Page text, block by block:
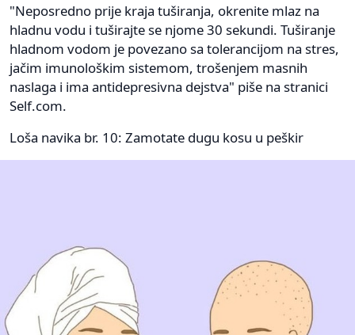
"Neposredno prije kraja tuširanja, okrenite mlaz na
hladnu vodu i tuširajte se njome 30 sekundi. Tuširanje
hladnom vodom je povezano sa tolerancijom na stres,
jačim imunološkim sistemom, trošenjem masnih
naslaga i ima antidepresivna dejstva" piše na stranici
Self.com.
Loša navika br. 10: Zamotate dugu kosu u peškir